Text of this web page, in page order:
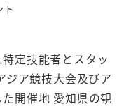
ト
定技能者とスタッ
ジア競技大会及びア
開催地 愛知県の観